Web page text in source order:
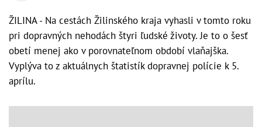
ŽILINA - Na cestách Žilinského kraja vyhasli v tomto roku
pri dopravných nehodách štyri ľudské životy. Je to o šesť
obetí menej ako v porovnateľnom období vlaňajška.
Vyplýva to z aktuálnych štatistík dopravnej polície k 5.
aprílu.